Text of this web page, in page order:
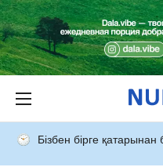
Бізбен бірге қатарынан